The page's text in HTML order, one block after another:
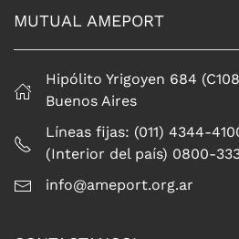
MUTUAL AMEPORT
Hipólito Yrigoyen 684
Buenos Aires
Líneas fijas: (011) 4344-
(Interior del país) 0800-
info@ameport.org.ar